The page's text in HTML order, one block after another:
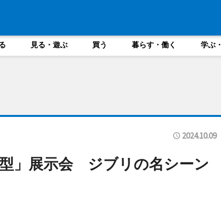
見る・遊ぶ 買う 暮らす・働く 学ぶ
2024.10.09
」展示会 ジブリの名シーン